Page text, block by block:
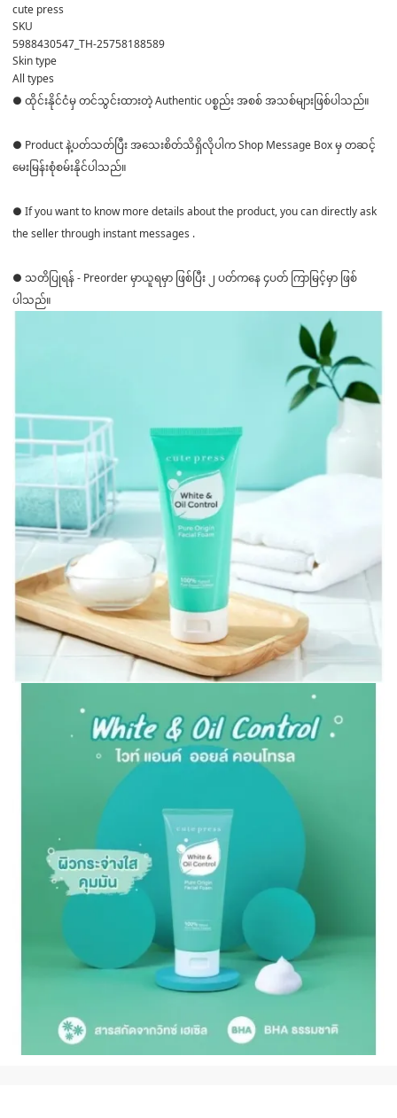
cute press
SKU
5988430547_TH-25758188589
Skin type
All types
● ထိုင်းနိုင်ငံမှ တင်သွင်းထားတဲ့ Authentic ပစ္စည်း အစစ် အသစ်များဖြစ်ပါသည်။
● Product နဲ့ပတ်သတ်ပြီး အသေးစိတ်သိရှိလိုပါက Shop Message Box မှ တဆင့်
မေးမြန်းစုံစမ်းနိုင်ပါသည်။
● If you want to know more details about the product, you can directly ask
the seller through instant messages .
● သတိပြုရန် - Preorder မှာယူရမှာ ဖြစ်ပြီး ၂ ပတ်ကနေ ၄ပတ် ကြာမြင့်မှာ ဖြစ်
ပါသည်။